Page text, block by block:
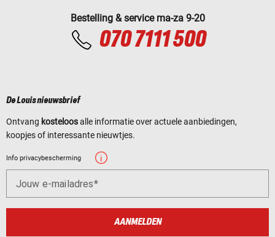
Bestelling & service ma-za 9-20
070 7111 500
De Louis nieuwsbrief
Ontvang kosteloosalle informatie over actuele aanbiedingen,
koopjes of interessante nieuwtjes.
Info privacybescherming
Jouw e-mailadres
AANMELDEN